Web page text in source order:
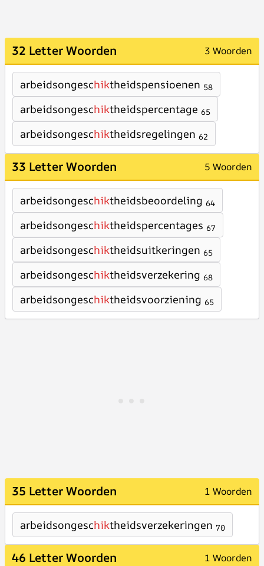
32 Letter Woorden 3 Woorden
arbeidsongeschiktheidspensioenen 58
arbeidsongeschiktheidspercentage 65
arbeidsongeschiktheidsregelingen 62
33 Letter Woorden 5 Woorden
arbeidsongeschiktheidsbeoordeling 64
arbeidsongeschiktheidspercentages 67
arbeidsongeschiktheidsuitkeringen 65
arbeidsongeschiktheidsverzekering 68
arbeidsongeschiktheidsvoorziening 65
35 Letter Woorden 1 Woorden
arbeidsongeschiktheidsverzekeringen 70
46 Letter Woorden 1 Woorden